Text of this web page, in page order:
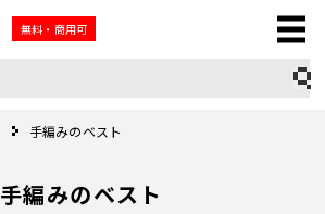
無料・商用可
手編みのベスト
手編みのベスト